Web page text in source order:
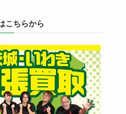
こちらから